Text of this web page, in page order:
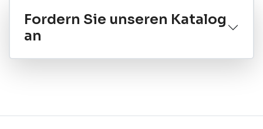
Fordern Sie unseren Katalog
an